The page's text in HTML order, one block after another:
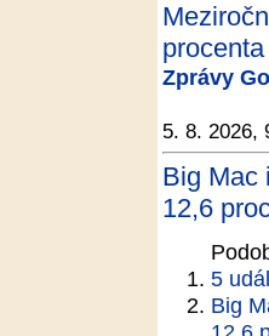
Zprávy
5. 8. 2026,
Big Mac
12,6
5
Big